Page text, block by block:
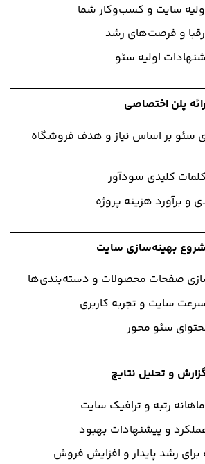
سایت و کسب‌وکار شما
و فرصت‌های رشد
اولیه سئو
سئو بر اساس نیاز و هدف فروشگاه
کلیدی سودآور
و برآورد هزینه پروژه
صفحات محصولات و دسته‌بندی‌ها
سایت و تجربه کاربری
سئو محور
رتبه و ترافیک سایت
و پیشنهادات بهبود
برای رشد پایدار و افزایش فروش